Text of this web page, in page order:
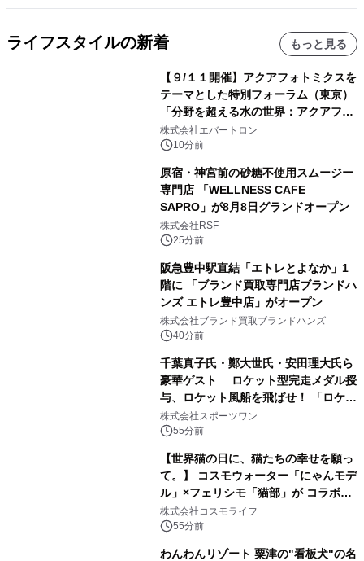
ライフスタイルの新着 もっと見る
【９/１１開催】アクアフォトミクスを
テーマとした特別フォーラム（東京）
「分野を超える水の世界：アクアフォ
トミクスが切り拓く新しい科学の地
平」を開催
株式会社エバートロン
10分前
原宿・神宮前の砂糖不使用スムージー
専門店 「WELLNESS CAFE
SAPRO」が8月8日グランドオープン
株式会社RSF
25分前
阪急豊中駅直結「エトレとよなか」1
階に 「ブランド買取専門店ブランドハ
ンズ エトレ豊中店」がオープン
株式会社ブランド買取ブランドハンズ
40分前
千葉真子氏・鄭大世氏・安田理大氏ら
豪華ゲスト ロケット型完走メダル授
与、ロケット風船を飛ばせ！ 「ロケッ
トマラソン2026」開催
株式会社スポーツワン
55分前
【世界猫の日に、猫たちの幸せを願っ
て。】 コスモウォーター「にゃんモデ
ル」×フェリシモ「猫部」が コラボキ
ャンペーンを実施
株式会社コスモライフ
55分前
わんわんリゾート 粟津の"看板犬"の名